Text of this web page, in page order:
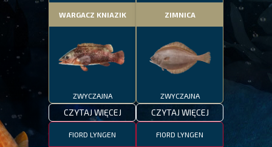
WARGACZ KNIAZIK
ZWYCZAJNA
CZYTAJ WIĘCEJ
ZIMNICA
ZWYCZAJNA
CZYTAJ WIĘCEJ
FIORD LYNGEN FIORD LYNGEN